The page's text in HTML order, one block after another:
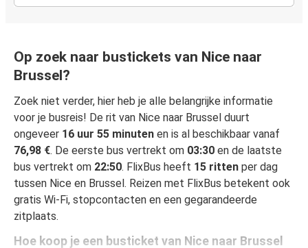
Op zoek naar bustickets van Nice naar
Brussel?
Zoek niet verder, hier heb je alle belangrijke informatie
voor je busreis! De rit van Nice naar Brussel duurt
ongeveer 16 uur 55 minuten en is al beschikbaar vanaf
76,98 €. De eerste bus vertrekt om 03:30 en de laatste
bus vertrekt om 22:50. FlixBus heeft 15 ritten per dag
tussen Nice en Brussel. Reizen met FlixBus betekent ook
gratis Wi-Fi, stopcontacten en een gegarandeerde
zitplaats.
Hoe koop je een busticket van Nice naar Brussel